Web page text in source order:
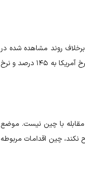
روند مشاهده شده در
اوایل سال میلادی جاری بود که هر دو ابرقدرت اقتصادی، به تدریج تعرفه‌های یکدیگر را افزایش دادند تا اینکه نرخ آمریکا به ۱۴۵ درصد و نرخ
مقابله با چین نیست. موضع
نکند، چین اقدامات مربوطه